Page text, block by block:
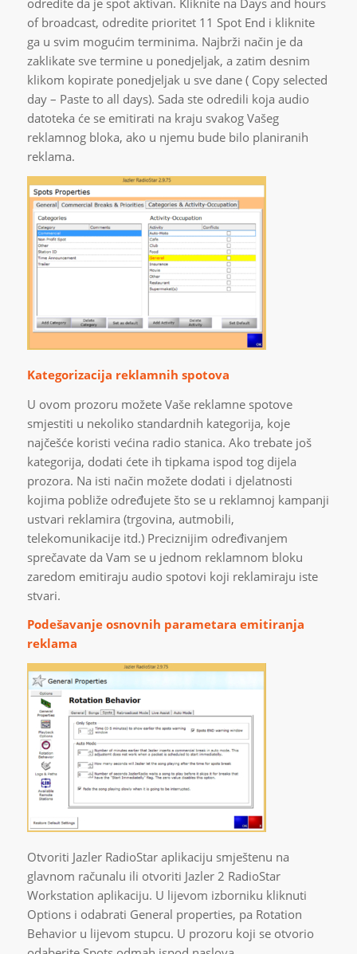
odredite da je spot aktivan. Kliknite na Days and hours
of broadcast, odredite prioritet 11 Spot End i kliknite
ga u svim mogućim terminima. Najbrži način je da
zaklikate sve termine u ponedjeljak, a zatim desnim
klikom kopirate ponedjeljak u sve dane ( Copy selected
day – Paste to all days). Sada ste odredili koja audio
datoteka će se emitirati na kraju svakog Vašeg
reklamnog bloka, ako u njemu bude bilo planiranih
reklama.
Kategorizacija reklamnih spotova
U ovom prozoru možete Vaše reklamne spotove
smjestiti u nekoliko standardnih kategorija, koje
najčešće koristi većina radio stanica. Ako trebate još
kategorija, dodati ćete ih tipkama ispod tog dijela
prozora. Na isti način možete dodati i djelatnosti
kojima pobliže određujete što se u reklamnoj kampanji
ustvari reklamira (trgovina, autmobili,
telekomunikacije itd.) Preciznijim određivanjem
sprečavate da Vam se u jednom reklamnom bloku
zaredom emitiraju audio spotovi koji reklamiraju iste
stvari.
Podešavanje osnovnih parametara emitiranja
reklama
Otvoriti Jazler RadioStar aplikaciju smještenu na
glavnom računalu ili otvoriti Jazler 2 RadioStar
Workstation aplikaciju. U lijevom izborniku kliknuti
Options i odabrati General properties, pa Rotation
Behavior u lijevom stupcu. U prozoru koji se otvorio